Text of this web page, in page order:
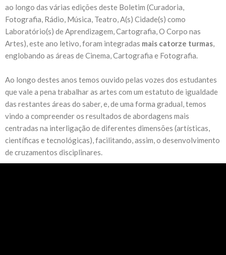
ao longo das várias edições deste Boletim (Curadoria,
Fotografia, Rádio, Música, Teatro, A(s) Cidade(s) como
Laboratório(s) de Aprendizagem, Cartografia, O Corpo nas
Artes), este ano letivo, foram integradas mais catorze turmas,
englobando as áreas de Cinema, Cartografia e Fotografia.
Ao longo destes anos temos ouvido pelas vozes dos estudantes
que vale a pena trabalhar as artes com um estatuto de igualdade
das restantes áreas do saber, e, de uma forma gradual, temos
vindo a compreender os resultados de abordagens mais
centradas na interligação de diferentes dimensões (artísticas,
científicas e tecnológicas), facilitando, assim, o desenvolvimento
de cruzamentos disciplinares.